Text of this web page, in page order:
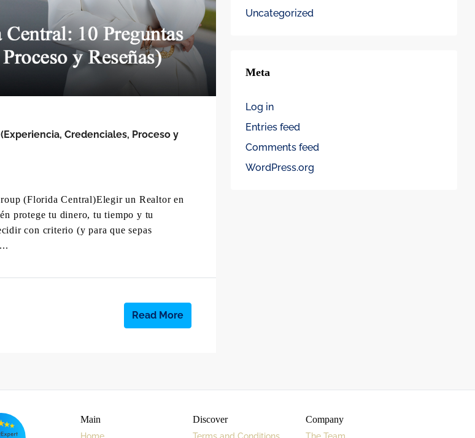
Credenciales, Proceso y
(Florida Central)Elegir un Realtor en
protege tu dinero, tu tiempo y tu
con criterio (y para que sepas
Read More
Uncategorized
Meta
Log in
Entries feed
Comments feed
WordPress.org
Main
Home
Discover
Terms and Conditions
Company
The Team